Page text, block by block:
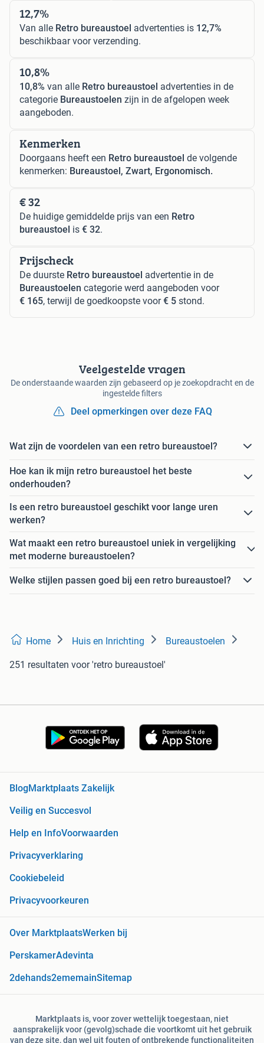
12,7%
Van alle Retro bureaustoel advertenties is 12,7%
beschikbaar voor verzending.
10,8%
10,8% van alle Retro bureaustoel advertenties in de
categorie Bureaustoelen zijn in de afgelopen week
aangeboden.
Kenmerken
Doorgaans heeft een Retro bureaustoel de volgende
kenmerken: Bureaustoel, Zwart, Ergonomisch.
€ 32
De huidige gemiddelde prijs van een Retro
bureaustoel is € 32.
Prijscheck
De duurste Retro bureaustoel advertentie in de
Bureaustoelen categorie werd aangeboden voor
€ 165, terwijl de goedkoopste voor€ 5 stond.
Veelgestelde vragen
De onderstaande waarden zijn gebaseerd op je zoekopdracht en de
ingestelde filters
Deel opmerkingen over deze FAQ
Wat zijn de voordelen van een retro bureaustoel?
Hoe kan ik mijn retro bureaustoel het beste
onderhouden?
Is een retro bureaustoel geschikt voor lange uren
werken?
Wat maakt een retro bureaustoel uniek in vergelijking
met moderne bureaustoelen?
Welke stijlen passen goed bij een retro bureaustoel?
Home Huis en Inrichting Bureaustoelen
251 resultaten voor 'retro bureaustoel'
BlogMarktplaats Zakelijk
Veilig en Succesvol
Help en InfoVoorwaarden
Privacyverklaring
Cookiebeleid
Privacyvoorkeuren
Over MarktplaatsWerken bij
PerskamerAdevinta
2dehands2ememainSitemap
Marktplaats is, voor zover wettelijk toegestaan, niet
aansprakelijk voor (gevolg)schade die voortkomt uit het gebruik
van deze site, dan wel uit fouten of ontbrekende functionaliteiten